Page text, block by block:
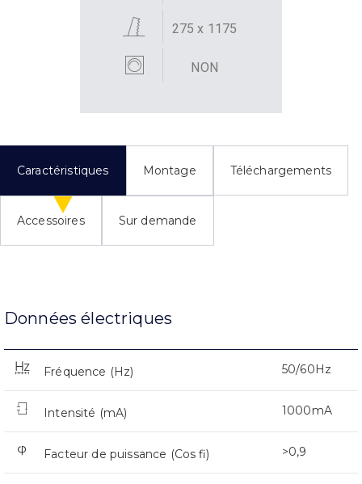
275 x 1175
NON
Caractéristiques Montage Téléchargements
Accessoires Sur demande
Données électriques
Fréquence (Hz) 50/60Hz
Intensité (mA) 1000mA
Facteur de puissance (Cos fi) >0,9